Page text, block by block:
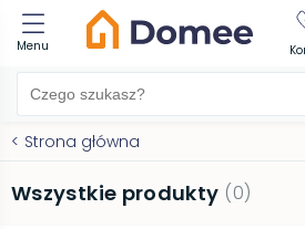
Menu
< Strona główna
Wszystkie produkty (0)